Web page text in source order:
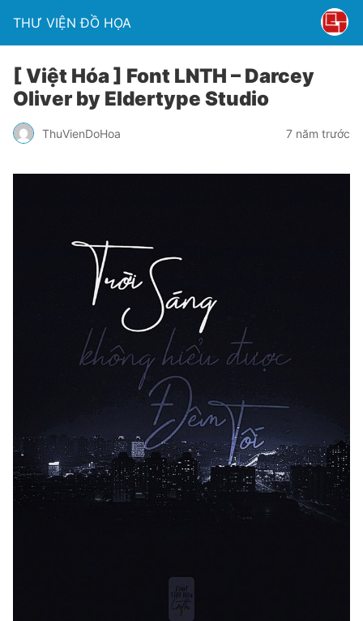
THƯ VIỆN ĐỒ HỌA
[ Việt Hóa ] Font LNTH – Darcey
Oliver by Eldertype Studio
ThuVienDoHoa 7 năm trước